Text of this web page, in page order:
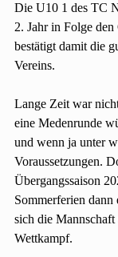
Die U10 1 des TC
2. Jahr in Folge
bestätigt damit die
Vereins.
Lange Zeit war
eine Medenrunde
und wenn ja unter
Voraussetzungen.
Übergangssaison
Sommerferien
sich die Mannschaft
Wettkampf.